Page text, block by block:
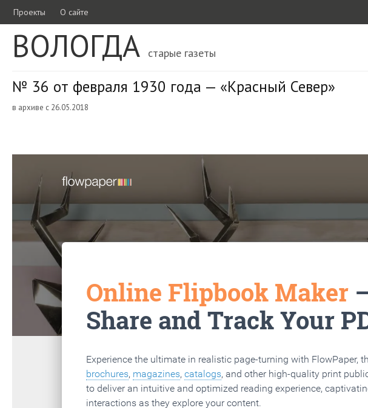
Проекты О сайте
ВОЛОГДА старые газеты
№ 36 от февраля 1930 года — «Красный Север»
в архиве с 26.05.2018